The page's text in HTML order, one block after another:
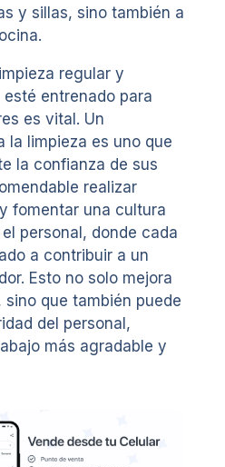
y sillas, sino también a
regular y
entrenado para
es vital. Un
la limpieza es uno que
la confianza de sus
realizar
fomentar una cultura
personal, donde cada
a contribuir a un
Esto no solo mejora
que también puede
del personal,
más agradable y